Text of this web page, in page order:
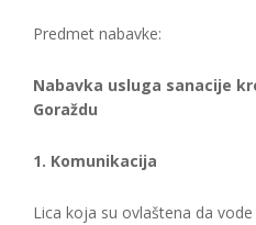
Predmet nabavke:
Nabavka usluga sanacije
Goraždu
1. Komunikacija
Lica koja su ovlaštena da